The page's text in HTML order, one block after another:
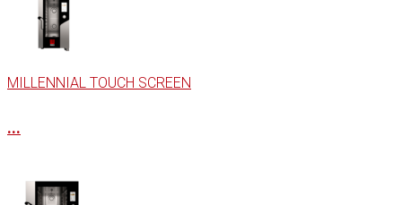
MILLENNIAL TOUCH SCREEN
...